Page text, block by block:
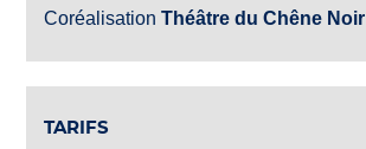
Coréalisation Théâtre du Chêne Noir
TARIFS